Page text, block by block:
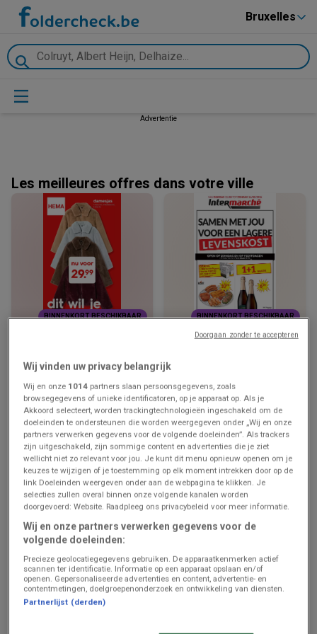
Bruxelles
Advertentie
Les meilleures offres dans votre ville
BINNENKORT BESCHIKBAAR
Bonnes affaires et offres
actuelles
Prijsgegevens
geldig tot en
met 16/8
BINNENKORT BESCHIKBAAR
Ontdek de folder van 11 08
Prijsgegevens
geldig tot en
met 16/8
ZOJUIST TOEGEVOEGD
Zeeman
ZOJUIST TOEGEVOEGD
Zeeman
Wij vinden uw privacy belangrijk
Wij en onze 1014 partners slaan persoonsgegevens, zoals
browsegegevens of unieke identificatoren, op je apparaat op. Als je
Akkoord selecteert, worden trackingtechnologieën ingeschakeld om de
doeleinden te ondersteunen die worden weergegeven onder „Wij en onze
partners verwerken gegevens voor de volgende doeleinden”. Als trackers
zijn uitgeschakeld, zijn sommige content en advertenties die je ziet
wellicht niet zo relevant voor jou. Je kunt dit menu opnieuw openen om je
keuzes te wijzigen of je toestemming op elk moment intrekken door op de
link Doeleinden weergeven onder aan de webpagina te klikken. Je
selecties zullen overal binnen onze volgende kanalen worden
doorgevoerd: Website. Raadpleeg ons privacybeleid voor meer informatie.
Wij en onze partners verwerken gegevens voor de
volgende doeleinden:
Precieze geolocatiegegevens gebruiken. De apparaatkenmerken actief
scannen ter identificatie. Informatie op een apparaat opslaan en/of
openen. Gepersonaliseerde advertenties en content, advertentie- en
contentmetingen, doelgroepenonderzoek en ontwikkeling van diensten.
Partnerlijst (derden)
Doorgaan zonder te accepteren